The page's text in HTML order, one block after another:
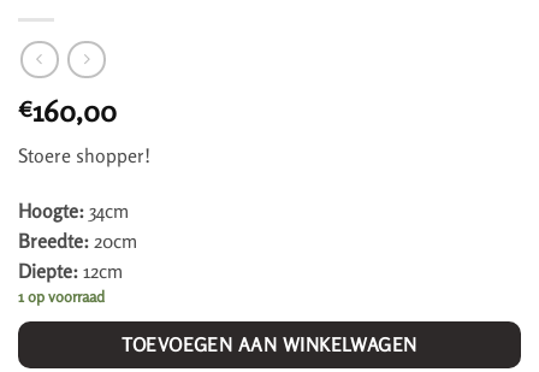
€160,00
Stoere shopper!
Hoogte: 34cm
Breedte: 20cm
Diepte: 12cm
1 op voorraad
TOEVOEGEN AAN WINKELWAGEN